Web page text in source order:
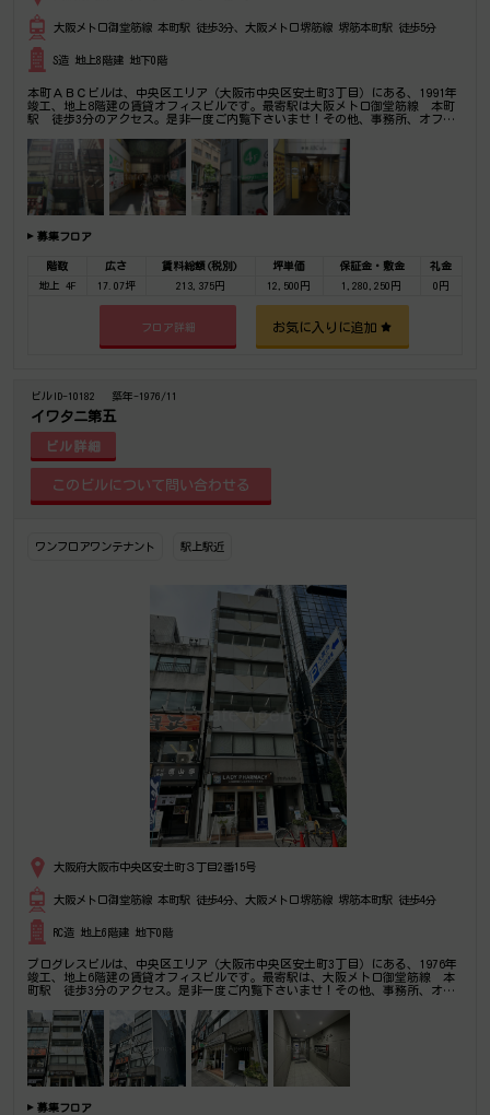
大阪メトロ御堂筋線 本町駅 徒歩3分、大阪メトロ堺筋線 堺筋本町駅 徒歩5分
S造 地上8階建 地下0階
本町ＡＢＣビルは、中央区エリア（大阪市中央区安土町3丁目）にある、1991年
竣工、地上8階建の賃貸オフィスビルです。最寄駅は大阪メトロ御堂筋線 本町
駅 徒歩3分のアクセス。是非一度ご内覧下さいませ！その他、事務所、オフィ
募集フロア
階数 広さ 賃料総額(税別) 坪単価 保証金・敷金
礼金
地上 4F
17.07坪 213,375円 12,500円 1,280,250円 0円
フロア詳細 お気に入りに追加
ビルID-10182 築年-1976/11
イワタニ第五
ビル詳細
ワンフロアワンテナント 駅上駅近
大阪府大阪市中央区安土町３丁目2番15号
大阪メトロ御堂筋線 本町駅 徒歩4分、大阪メトロ堺筋線 堺筋本町駅 徒歩4分
RC造 地上6階建 地下0階
プログレスビルは、中央区エリア（大阪市中央区安土町3丁目）にある、1976年
竣工、地上6階建の賃貸オフィスビルです。最寄駅は、大阪メトロ御堂筋線 本
町駅 徒歩3分のアクセス。是非一度ご内覧下さいませ！その他、事務所、オフ
募集フロア